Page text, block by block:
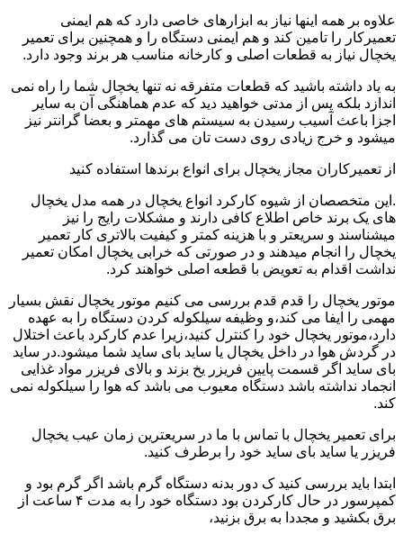
علاوه بر همه اینها نیاز به ابزارهای خاصی دارد که هم ایمنی
تعمیرکار را تامین کند و هم ایمنی دستگاه را و همچنین برای تعمیر
یخچال نیاز به قطعات اصلی و کارخانه مناسب هر برند وجود دارد.
به یاد داشته باشید که قطعات متفرقه نه تنها یخچال شما را راه نمی
اندازد بلکه پس از مدتی خواهید دید که عدم هماهنگی آن به سایر
اجزا باعث آسیب رسیدن به سیستم های مهمتر و بعضا گرانتر نیز
میشود و خرج زیادی روی دست تان می گذارد.
از تعمیرکاران مجاز یخچال برای انواع برندها استفاده کنید
.این متخصصان از شیوه کارکرد انواع یخچال در همه مدل یخچال
های یک برند خاص اطلاع کافی دارند و مشکلات رایج را نیز
میشناسند و سریعتر و با هزینه کمتر و کیفیت بالاتری کار تعمیر
یخچال را انجام میدهند و در صورتی که خرابی یخچال امکان تعمیر
نداشت اقدام به تعویض با قطعه اصلی خواهند کرد.
موتور یخچال را قدم قدم بررسی می کنیم موتور یخچال نقش بسیار
مهمی را ایفا می کند،و وظیفه سیلکوله کردن دستگاه را به عهده
دارد،موتور یخچال خود را کنترل کنید،زیرا عدم کارکرد باعث اختلال
در گردش هوا در داخل یخچال یا ساید بای ساید شما میشود.در ساید
بای ساید اگر قسمت پایین فریزر یخ بزند و بالای فریزر مواد غذایی
انجماد نداشته باشد دستگاه معیوب می باشد که هوا را سیلکوله نمی
کند.
برای تعمیر یخچال با تماس با ما در سریعترین زمان عیب یخچال
فریزر یا ساید بای ساید خود را برطرف کنید.
ابتدا باید بررسی کنید ک دور بدنه دستگاه گرم باشد اگر گرم بود و
کمپرسور در حال کارکردن بود دستگاه خود را به مدت ۴ ساعت از
برق بکشید و مجددا به برق بزنید،